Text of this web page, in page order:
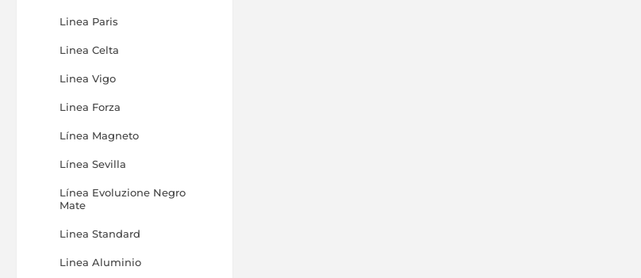
Linea Paris
Linea Celta
Linea Vigo
Linea Forza
Línea Magneto
Línea Sevilla
Línea Evoluzione Negro
Mate
Linea Standard
Linea Aluminio